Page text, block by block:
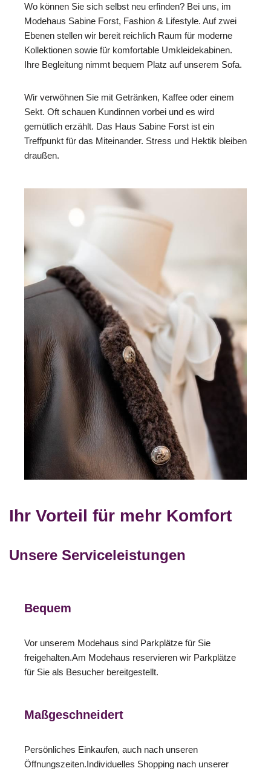
Wo können Sie sich selbst neu erfinden? Bei uns, im
Modehaus Sabine Forst, Fashion & Lifestyle. Auf zwei
Ebenen stellen wir bereit reichlich Raum für moderne
Kollektionen sowie für komfortable Umkleidekabinen.
Ihre Begleitung nimmt bequem Platz auf unserem Sofa.
Wir verwöhnen Sie mit Getränken, Kaffee oder einem
Sekt. Oft schauen Kundinnen vorbei und es wird
gemütlich erzählt. Das Haus Sabine Forst ist ein
Treffpunkt für das Miteinander. Stress und Hektik bleiben
draußen.
Ihr Vorteil für mehr Komfort
Unsere Serviceleistungen
Bequem
Vor unserem Modehaus sind Parkplätze für Sie
freigehalten.Am Modehaus reservieren wir Parkplätze
für Sie als Besucher bereitgestellt.
Maßgeschneidert
Persönliches Einkaufen, auch nach unseren
Öffnungszeiten.Individuelles Shopping nach unserer